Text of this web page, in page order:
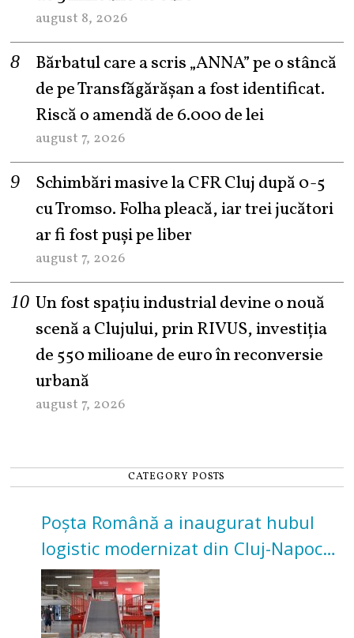
august 8, 2026
Bărbatul care a scris „ANNA” pe o stâncă
de pe Transfăgărășan a fost identificat.
Riscă o amendă de 6.000 de lei
august 7, 2026
Schimbări masive la CFR Cluj după 0-5
cu Tromso. Folha pleacă, iar trei jucători
ar fi fost puși pe liber
august 7, 2026
Un fost spațiu industrial devine o nouă
scenă a Clujului, prin RIVUS, investiția
de 550 milioane de euro în reconversie
urbană
august 7, 2026
CATEGORY POSTS
Poșta Română a inaugurat hubul
logistic modernizat din Cluj-Napoca.
Investiție de 3 milioane de euro